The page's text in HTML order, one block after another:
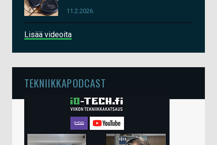
11.2.2026
Lisää videoita
TEKNIIKKAPODCAST